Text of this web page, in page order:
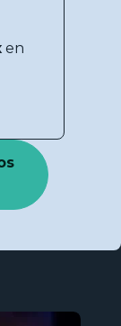
en